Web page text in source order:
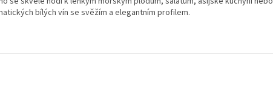
bílých vín se svěžím a elegantním profilem.